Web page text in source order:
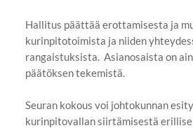
Hallitus päättää erottamisesta ja
kurinpitotoimista ja niiden
rangaistuksista. Asianosaista on
päätöksen tekemistä.
Seuran kokous voi johtokunnan
kurinpitovallan siirtämisestä